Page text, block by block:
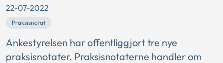
22-07-2022
Praksisnotat
Ankestyrelsen har offentliggjort tre nye
praksisnotater. Praksisnotaterne handler om